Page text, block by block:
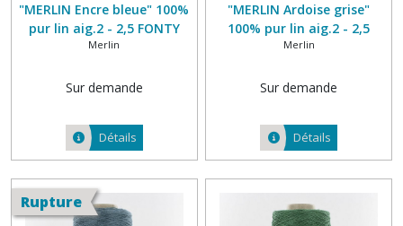
"MERLIN Encre bleue" 100%
pur lin aig.2 - 2,5 FONTY
Merlin
Sur demande
Détails
"MERLIN Ardoise grise"
100% pur lin aig.2 - 2,5
FONTY
Merlin
Sur demande
Détails
Rupture